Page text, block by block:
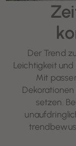
Der Trend
Leichtigkeit
Mit
setzen.